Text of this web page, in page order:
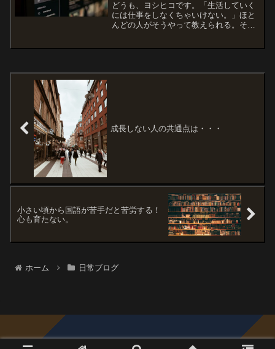
どうも、ヨシヒコです。「生活していく
には仕事をしなくちゃいけない。」ほと
んどの人がそうやって教えられる。そう
成長しない人の共通点は・・・
小さい頃から国語が苦手だと苦労する！
心も育たない。
ホーム 日常ブログ